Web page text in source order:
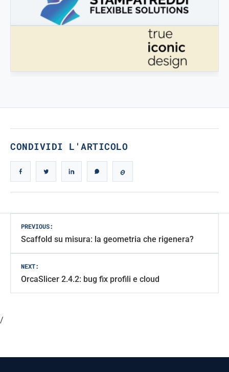
3DBooster - Prodotti innovativi per stampa 3D
CONDIVIDI L'ARTICOLO
Post
navigation
PREVIOUS:
Scaffold su misura: la geometria che rigenera?
NEXT:
OrcaSlicer 2.4.2: bug fix profili e cloud
/